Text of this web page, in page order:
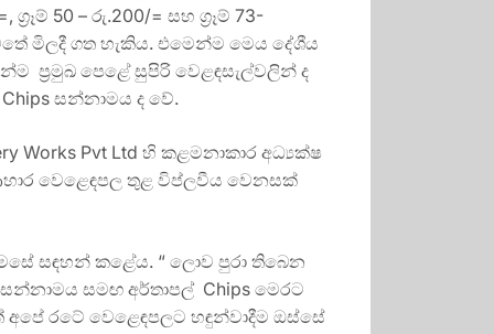
ග්‍රෑම් 50 – රු.200/= සහ ග්‍රෑම් 73-
මිලදී ගත හැකිය. එමෙන්ම මෙය දේශීය
ප්‍රමුඛ පෙළේ සුපිරි වෙළඳසැල්වලින් ද
සන්නාමය ද වේ.
Works Pvt Ltd හි කළමනාකාර අධ්‍යක්ෂ
වෙළෙඳපල තුළ විප්ලවීය වෙනසක්
සඳහන් කළේය. “ ලොව පුරා තිබෙන
සමඟ අර්තාපල් Chips මෙරට
රටේ වෙළෙඳපලට හඳුන්වාදීම ඔස්සේ